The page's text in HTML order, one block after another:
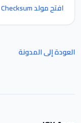
افتح مولد Checksum
العودة إلى المدونة